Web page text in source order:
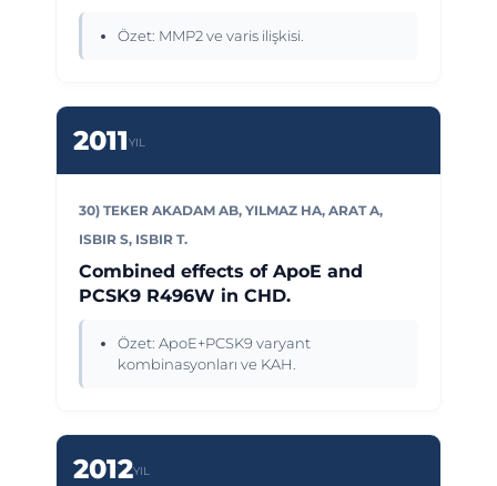
Özet: MMP2 ve varis ilişkisi.
2011YIL
30) TEKER AKADAM AB, YILMAZ HA, ARAT A,
ISBIR S, ISBIR T.
Combined effects of ApoE and
PCSK9 R496W in CHD.
Özet: ApoE+PCSK9 varyant
kombinasyonları ve KAH.
2012YIL